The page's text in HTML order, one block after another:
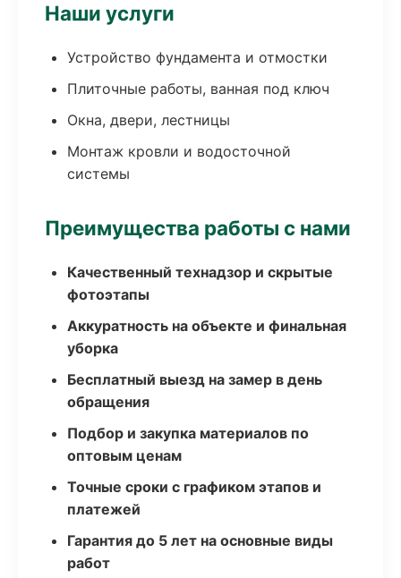
Наши услуги
Устройство фундамента и отмостки
Плиточные работы, ванная под ключ
Окна, двери, лестницы
Монтаж кровли и водосточной
системы
Преимущества работы с нами
Качественный технадзор и скрытые
фотоэтапы
Аккуратность на объекте и финальная
уборка
Бесплатный выезд на замер в день
обращения
Подбор и закупка материалов по
оптовым ценам
Точные сроки с графиком этапов и
платежей
Гарантия до 5 лет на основные виды
работ